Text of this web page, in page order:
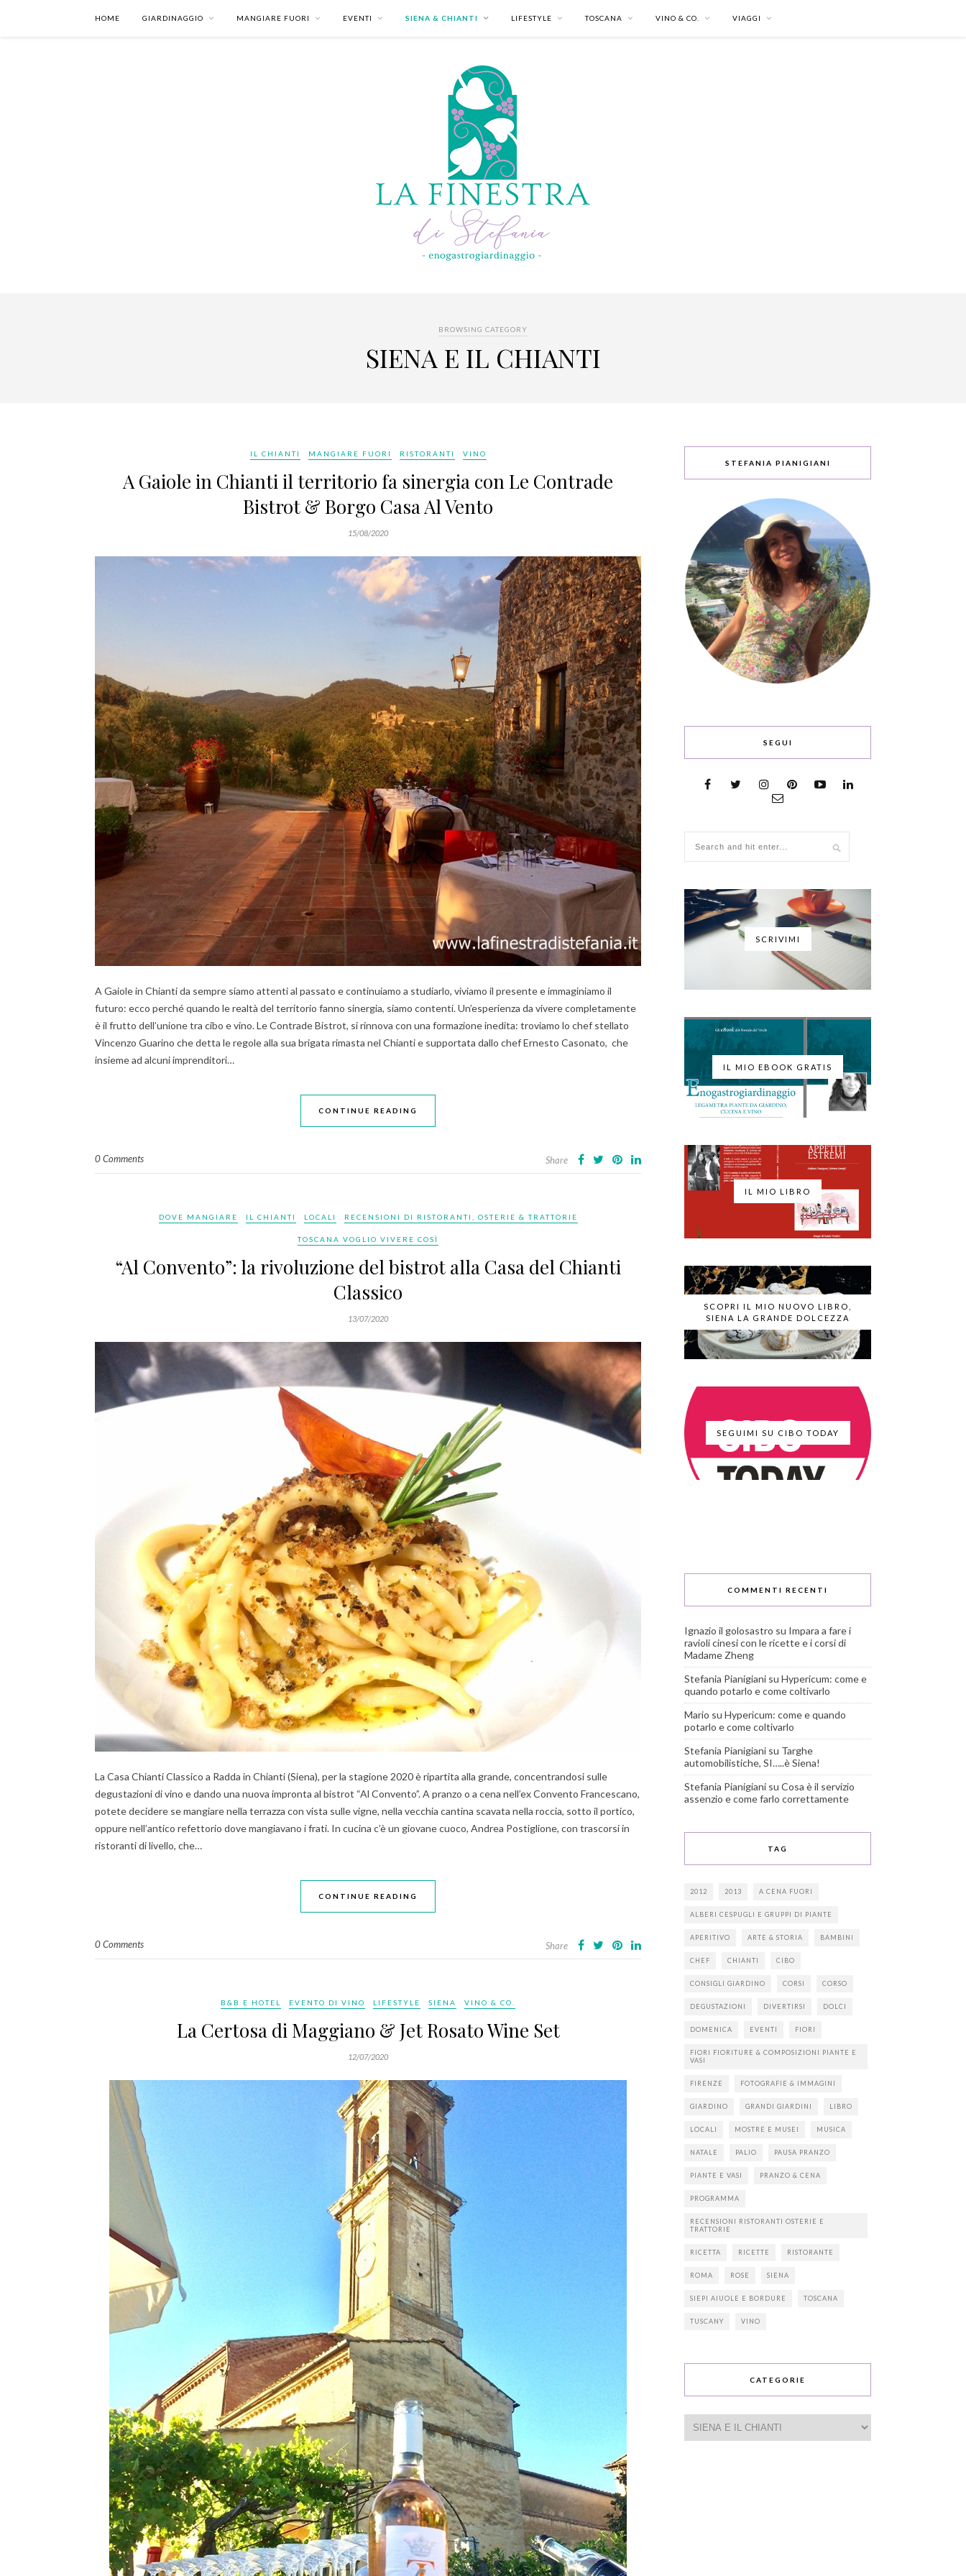
HOME GIARDINAGGIO MANGIARE FUORI EVENTI SIENA & CHIANTI LIFESTYLE TOSCANA VINO & CO. VIAGGI
BROWSING CATEGORY
SIENA E IL CHIANTI
IL CHIANTI MANGIARE FUORI RISTORANTI VINO
A Gaiole in Chianti il territorio fa sinergia con Le Contrade
Bistrot & Borgo Casa Al Vento
15/08/2020
A Gaiole in Chianti da sempre siamo attenti al passato e continuiamo a studiarlo, viviamo il presente e immaginiamo il
futuro: ecco perché quando le realtà del territorio fanno sinergia, siamo contenti. Un’esperienza da vivere completamente
è il frutto dell’unione tra cibo e vino. Le Contrade Bistrot, si rinnova con una formazione inedita: troviamo lo chef stellato
Vincenzo Guarino che detta le regole alla sua brigata rimasta nel Chianti e supportata dallo chef Ernesto Casonato, che
insieme ad alcuni imprenditori…
CONTINUE READING
0 Comments Share
DOVE MANGIARE IL CHIANTI LOCALI RECENSIONI DI RISTORANTI, OSTERIE & TRATTORIE
TOSCANA VOGLIO VIVERE COSÌ
“Al Convento”: la rivoluzione del bistrot alla Casa del Chianti
Classico
13/07/2020
La Casa Chianti Classico a Radda in Chianti (Siena), per la stagione 2020 è ripartita alla grande, concentrandosi sulle
degustazioni di vino e dando una nuova impronta al bistrot “Al Convento”. A pranzo o a cena nell’ex Convento Francescano,
potete decidere se mangiare nella terrazza con vista sulle vigne, nella vecchia cantina scavata nella roccia, sotto il portico,
oppure nell’antico refettorio dove mangiavano i frati. In cucina c’è un giovane cuoco, Andrea Postiglione, con trascorsi in
ristoranti di livello, che…
CONTINUE READING
0 Comments Share
B&B E HOTEL EVENTO DI VINO LIFESTYLE SIENA VINO & CO.
La Certosa di Maggiano & Jet Rosato Wine Set
12/07/2020
STEFANIA PIANIGIANI
SEGUI
SCRIVIMI
IL MIO EBOOK GRATIS
IL MIO LIBRO
SCOPRI IL MIO NUOVO LIBRO,
SIENA LA GRANDE DOLCEZZA
SEGUIMI SU CIBO TODAY
COMMENTI RECENTI
Ignazio il golosastro su Impara a fare i
ravioli cinesi con le ricette e i corsi di
Madame Zheng
Stefania Pianigiani su Hypericum: come e
quando potarlo e come coltivarlo
Mario su Hypericum: come e quando
potarlo e come coltivarlo
Stefania Pianigiani su Targhe
automobilistiche, SI…..è Siena!
Stefania Pianigiani su Cosa è il servizio
assenzio e come farlo correttamente
TAG
2012 2013 A CENA FUORI
ALBERI CESPUGLI E GRUPPI DI PIANTE
APERITIVO ARTE & STORIA BAMBINI
CHEF CHIANTI CIBO
CONSIGLI GIARDINO CORSI CORSO
DEGUSTAZIONI DIVERTIRSI DOLCI
DOMENICA EVENTI FIORI
FIORI FIORITURE & COMPOSIZIONI PIANTE E
VASI
FIRENZE FOTOGRAFIE & IMMAGINI
GIARDINO GRANDI GIARDINI LIBRO
LOCALI MOSTRE E MUSEI MUSICA
NATALE PALIO PAUSA PRANZO
PIANTE E VASI PRANZO & CENA
PROGRAMMA
RECENSIONI RISTORANTI OSTERIE E
TRATTORIE
RICETTA RICETTE RISTORANTE
ROMA ROSE SIENA
SIEPI AIUOLE E BORDURE TOSCANA
TUSCANY VINO
CATEGORIE